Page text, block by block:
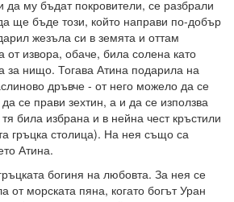
да му бъдат покровители, се разбрали
ще бъде този, който направи по-добър
жезъла си в земята и оттам
от извора, обаче, била солена като
за нищо. Тогава Атина подарила на
дръвче - от него можело да се
се прави зехтин, а и да се използва
била избрана и в нейна чест кръстили
гръцка столица). На нея също са
Атина.
богиня на любовта. За нея се
от морската пяна, когато богът Уран